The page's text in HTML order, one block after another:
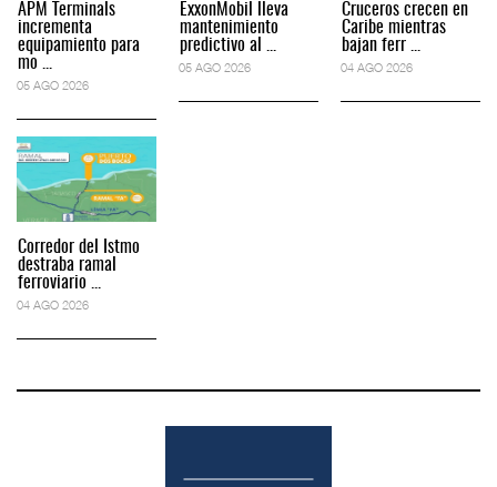
APM Terminals
incrementa
equipamiento para
mo ...
05 AGO 2026
Corredor del Istmo
destraba ramal
ferroviario ...
04 AGO 2026
ExxonMobil lleva
mantenimiento
predictivo al ...
05 AGO 2026
Cruceros crecen en
Caribe mientras
bajan ferr ...
04 AGO 2026